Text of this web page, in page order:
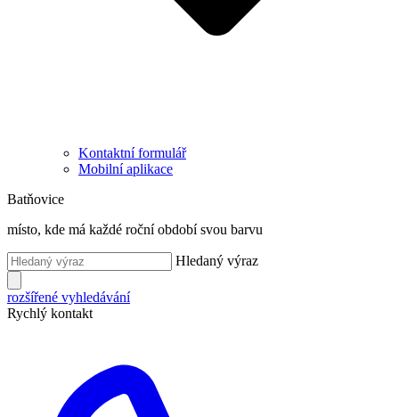
Kontaktní formulář
Mobilní aplikace
Batňovice
místo, kde má každé roční období svou barvu
Hledaný výraz
rozšířené vyhledávání
Rychlý kontakt